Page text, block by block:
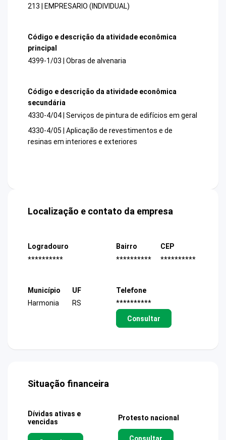
213 | EMPRESARIO (INDIVIDUAL)
Código e descrição da atividade econômica
principal
4399-1/03 | Obras de alvenaria
Código e descrição da atividade econômica
secundária
4330-4/04 | Serviços de pintura de edifícios em geral
4330-4/05 | Aplicação de revestimentos e de
resinas em interiores e exteriores
Localização e contato da empresa
Logradouro
**********
Bairro
**********
CEP
**********
Município
Harmonia
UF
RS
Telefone
**********
Consultar
Situação financeira
Dívidas ativas e
vencidas
Protesto nacional
Consultar